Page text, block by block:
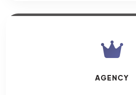
AGENCY